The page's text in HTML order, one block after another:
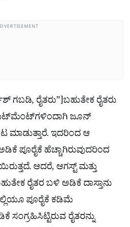
ಗಬಡಿ, ರೈತರು”]ಬಹುತೇಕ ರೈತರು
ಜೂನ್
ಮಾಡುತ್ತಾರೆ. ಇದರಿಂದ ಆ
ಪೂರೈಕೆ ಹೆಚ್ಚಾಗಿರುವುದರಿಂದ
ಆದರೆ, ಆಗಸ್ಟ್ ಮತ್ತು
ರೈತರ ಬಳಿ ಅಡಿಕೆ ದಾಸ್ತಾನು
ಪೂರೈಕೆ ಕಡಿಮೆ
ರೈತರನ್ನು